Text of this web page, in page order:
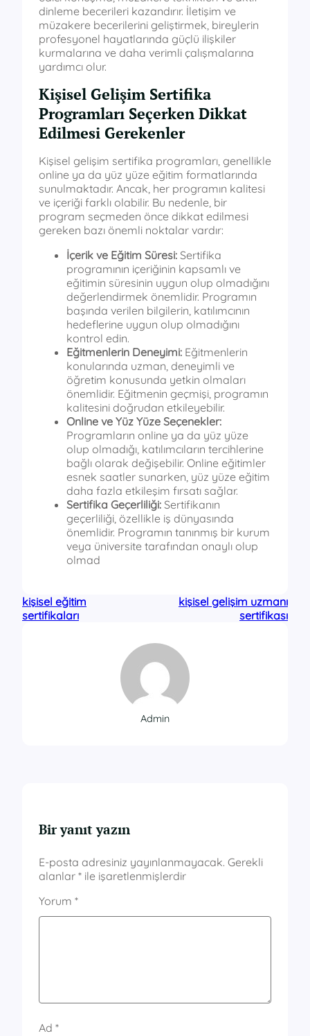
dinleme becerileri kazandırır. İletişim ve
müzakere becerilerini geliştirmek, bireylerin
profesyonel hayatlarında güçlü ilişkiler
kurmalarına ve daha verimli çalışmalarına
yardımcı olur.
Kişisel Gelişim Sertifika
Programları Seçerken Dikkat
Edilmesi Gerekenler
Kişisel gelişim sertifika programları, genellikle
online ya da yüz yüze eğitim formatlarında
sunulmaktadır. Ancak, her programın kalitesi
ve içeriği farklı olabilir. Bu nedenle, bir
program seçmeden önce dikkat edilmesi
gereken bazı önemli noktalar vardır:
İçerik ve Eğitim Süresi: Sertifika
programının içeriğinin kapsamlı ve
eğitimin süresinin uygun olup olmadığını
değerlendirmek önemlidir. Programın
başında verilen bilgilerin, katılımcının
hedeflerine uygun olup olmadığını
kontrol edin.
Eğitmenlerin Deneyimi: Eğitmenlerin
konularında uzman, deneyimli ve
öğretim konusunda yetkin olmaları
önemlidir. Eğitmenin geçmişi, programın
kalitesini doğrudan etkileyebilir.
Online ve Yüz Yüze Seçenekler:
Programların online ya da yüz yüze
olup olmadığı, katılımcıların tercihlerine
bağlı olarak değişebilir. Online eğitimler
esnek saatler sunarken, yüz yüze eğitim
daha fazla etkileşim fırsatı sağlar.
Sertifika Geçerliliği: Sertifikanın
geçerliliği, özellikle iş dünyasında
önemlidir. Programın tanınmış bir kurum
veya üniversite tarafından onaylı olup
olmad
kişisel eğitim
sertifikaları
kişisel gelişim uzmanı
sertifikası
Admin
Bir yanıt yazın
E-posta adresiniz yayınlanmayacak. Gerekli
alanlar * ile işaretlenmişlerdir
Yorum *
Ad *